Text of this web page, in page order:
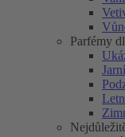
Parfémy